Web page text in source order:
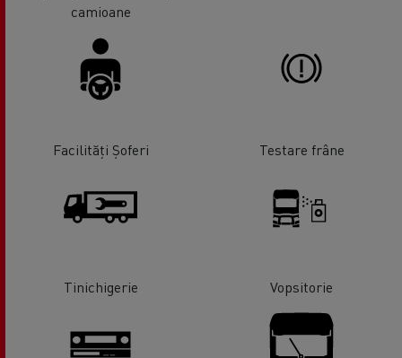
camioane
Facilități Șoferi Testare frâne
Tinichigerie Vopsitorie